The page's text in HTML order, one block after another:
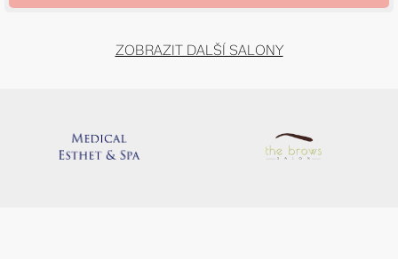
ZOBRAZIT DALŠÍ SALONY